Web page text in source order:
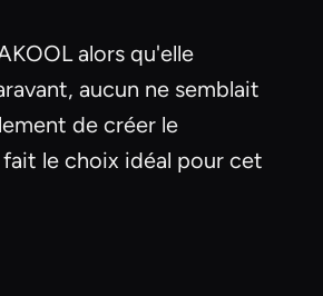
alors qu'elle
aucun ne semblait
de créer le
fait le choix idéal pour cet